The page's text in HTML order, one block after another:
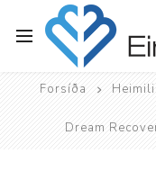
Forsíða
Dream